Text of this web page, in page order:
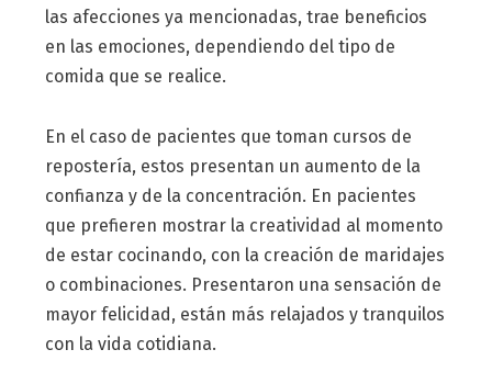
las afecciones ya mencionadas, trae beneficios
en las emociones, dependiendo del tipo de
comida que se realice.
En el caso de pacientes que toman cursos de
repostería, estos presentan un aumento de la
confianza y de la concentración. En pacientes
que prefieren mostrar la creatividad al momento
de estar cocinando, con la creación de maridajes
o combinaciones. Presentaron una sensación de
mayor felicidad, están más relajados y tranquilos
con la vida cotidiana.